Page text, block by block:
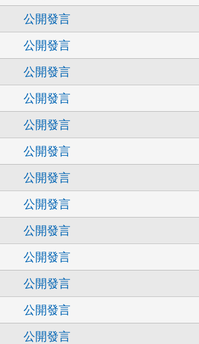
公開發言
公開發言
公開發言
公開發言
公開發言
公開發言
公開發言
公開發言
公開發言
公開發言
公開發言
公開發言
公開發言